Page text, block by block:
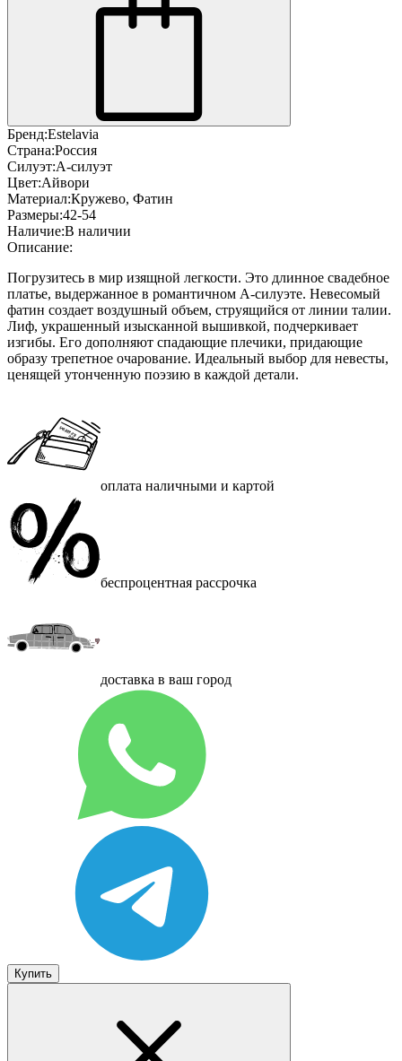
Бренд:Estelavia
Страна:Россия
Силуэт:А-силуэт
Цвет:Айвори
Материал:Кружево, Фатин
Размеры:42-54
Наличие:В наличии
Описание:
Погрузитесь в мир изящной легкости. Это длинное свадебное
платье, выдержанное в романтичном А-силуэте. Невесомый
фатин создает воздушный объем, струящийся от линии талии.
Лиф, украшенный изысканной вышивкой, подчеркивает
изгибы. Его дополняют спадающие плечики, придающие
образу трепетное очарование. Идеальный выбор для невесты,
ценящей утонченную поэзию в каждой детали.
оплата наличными и картой
беспроцентная рассрочка
доставка в ваш город
Купить